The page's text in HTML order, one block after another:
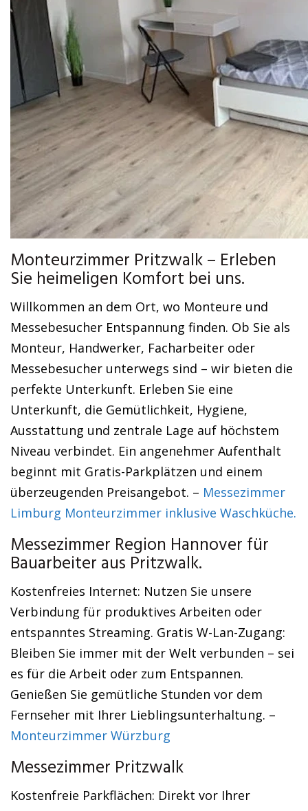
Monteurzimmer Pritzwalk – Erleben
Sie heimeligen Komfort bei uns.
Willkommen an dem Ort, wo Monteure und
Messebesucher Entspannung finden. Ob Sie als
Monteur, Handwerker, Facharbeiter oder
Messebesucher unterwegs sind – wir bieten die
perfekte Unterkunft. Erleben Sie eine
Unterkunft, die Gemütlichkeit, Hygiene,
Ausstattung und zentrale Lage auf höchstem
Niveau verbindet. Ein angenehmer Aufenthalt
beginnt mit Gratis-Parkplätzen und einem
überzeugenden Preisangebot. – Messezimmer
Limburg Monteurzimmer inklusive Waschküche.
Messezimmer Region Hannover für
Bauarbeiter aus Pritzwalk.
Kostenfreies Internet: Nutzen Sie unsere
Verbindung für produktives Arbeiten oder
entspanntes Streaming. Gratis W-Lan-Zugang:
Bleiben Sie immer mit der Welt verbunden – sei
es für die Arbeit oder zum Entspannen.
Genießen Sie gemütliche Stunden vor dem
Fernseher mit Ihrer Lieblingsunterhaltung. –
Monteurzimmer Würzburg
Messezimmer Pritzwalk
Kostenfreie Parkflächen: Direkt vor Ihrer